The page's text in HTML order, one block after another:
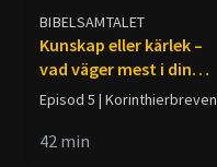
BIBELSAMTALET
Kunskap eller kärlek –
vad väger mest i din
tro? | 1 Kor 8-10
Episod 5 | Korinthierbreven
42 min